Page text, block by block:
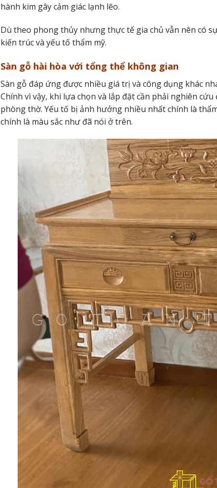
hành kim gây cảm giác lạnh lẽo.
Dù theo phong thủy nhưng thực tế gia chủ vẫn nên có
kiến trúc và yếu tố thẩm mỹ.
Sàn gỗ hài hòa với tổng thể không gian
Sàn gỗ đáp ứng được nhiều giá trị và công dụng khác
Chính vì vậy, khi lựa chọn và lắp đặt cần phải nghiên
phòng thờ. Yếu tố bị ảnh hưởng nhiều nhất chính là
chính là màu sắc như đã nói ở trên.